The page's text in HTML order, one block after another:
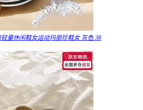
量休闲鞋女运动玛丽珍鞋女 灰色 38